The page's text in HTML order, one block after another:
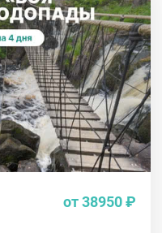
от 38950 ₽